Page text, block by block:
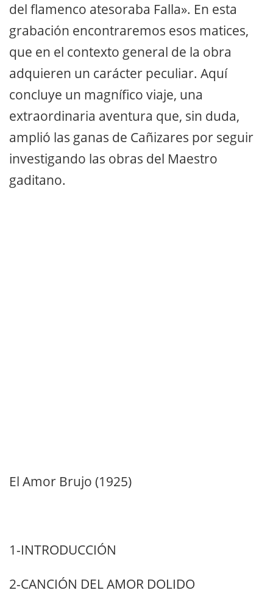
del flamenco atesoraba Falla». En esta
grabación encontraremos esos matices,
que en el contexto general de la obra
adquieren un carácter peculiar. Aquí
concluye un magnífico viaje, una
extraordinaria aventura que, sin duda,
amplió las ganas de Cañizares por seguir
investigando las obras del Maestro
gaditano.
El Amor Brujo (1925)
1-INTRODUCCIÓN
2-CANCIÓN DEL AMOR DOLIDO